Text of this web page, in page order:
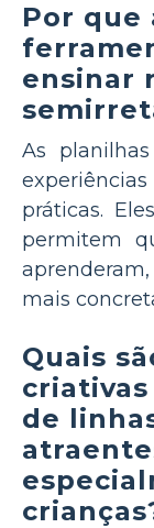
Por que
ensinar
As
práticas.
permitem
mais
Quais
de